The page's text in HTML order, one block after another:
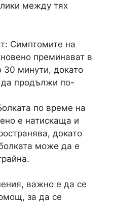
между тях
Симптомите на
преминават в
30 минути, докато
продължи по-
по време на
е натискаща и
докато
може да е
важно е да се
за да се